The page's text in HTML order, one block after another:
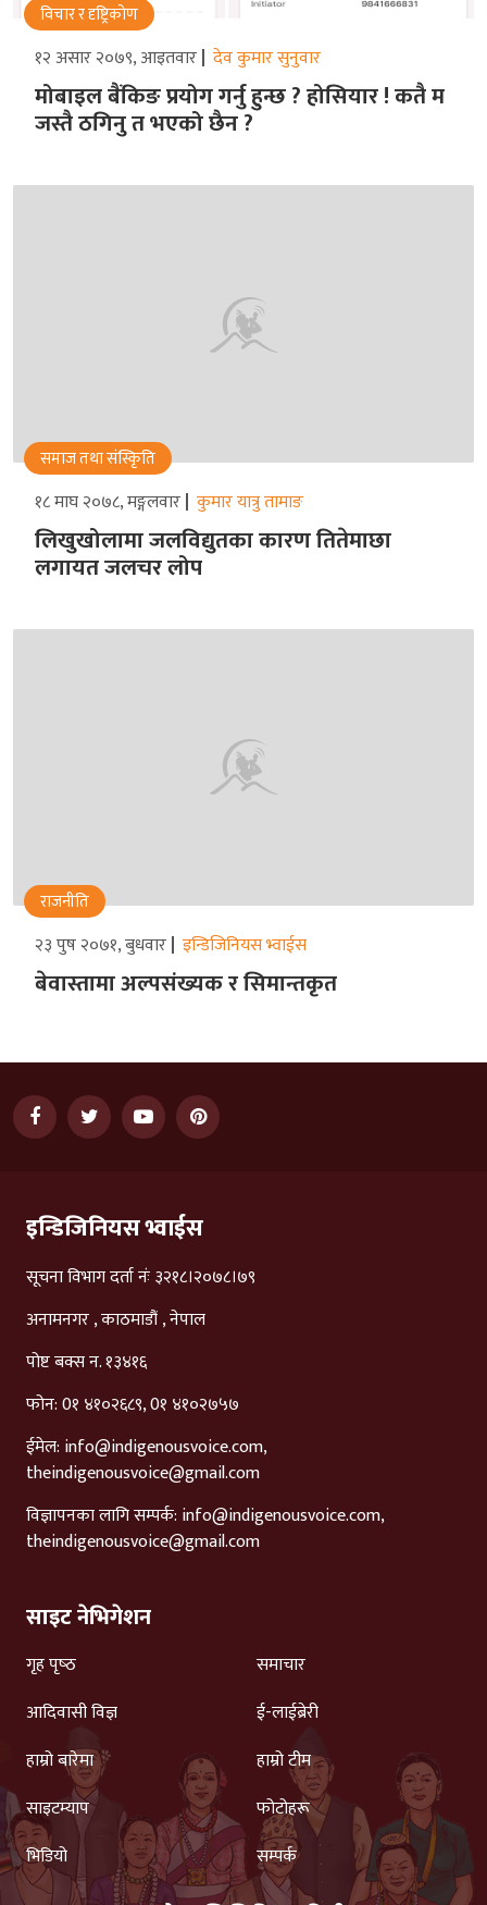
विचार र दृष्ट्रिकोण
१२ असार २०७९, आइतवार देव कुमार सुनुवार
मोबाइल बैंकिङ प्रयोग गर्नु हुन्छ ? होसियार ! कतै म
जस्तै ठगिनु त भएको छैन ?
समाज तथा संस्किृति
१८ माघ २०७८, मङ्गलवार कुमार यात्रु तामाङ
लिखुखोलामा जलविद्युतका कारण तितेमाछा
लगायत जलचर लोप
राजनीति
२३ पुष २०७१, बुधवार इन्डिजिनियस भ्वाईस
बेवास्तामा अल्पसंख्यक र सिमान्तकृत
इन्डिजिनियस भ्वाईस
सूचना विभाग दर्ता नंः ३२१८।२०७८।७९
अनामनगर , काठमाडौं , नेपाल
पोष्ट बक्स न. १३४१६
फोन: 0१ ४१०२६८९, 0१ ४१०२७५७
ईमेल: info@indigenousvoice.com,
theindigenousvoice@gmail.com
विज्ञापनका लागि सम्पर्क: info@indigenousvoice.com,
theindigenousvoice@gmail.com
साइट नेभिगेशन
गृह पृष्‍ठ
समाचार
आदिवासी विज्ञ
ई-लाईब्रेरी
हाम्रो बारेमा
हाम्रो टीम
साइटम्याप
फोटोहरू
भिडियो
सम्पर्क